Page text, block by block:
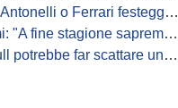
festeggiano il titolo in casa...
sapremo se SF-26 è forte"
un domino: ne parla Fittipaldi